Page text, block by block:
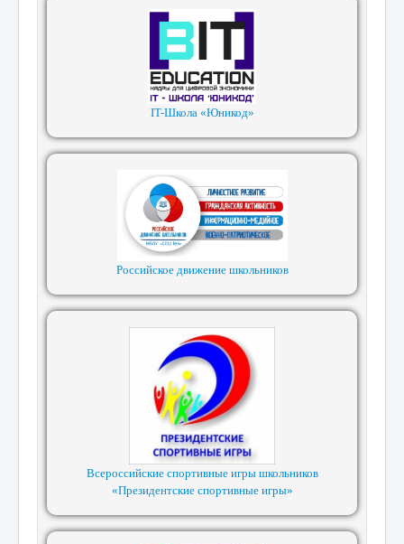
IT-Школа «Юникод»
Российское движение школьников
Всероссийские спортивные игры школьников
«Президентские спортивные игры»